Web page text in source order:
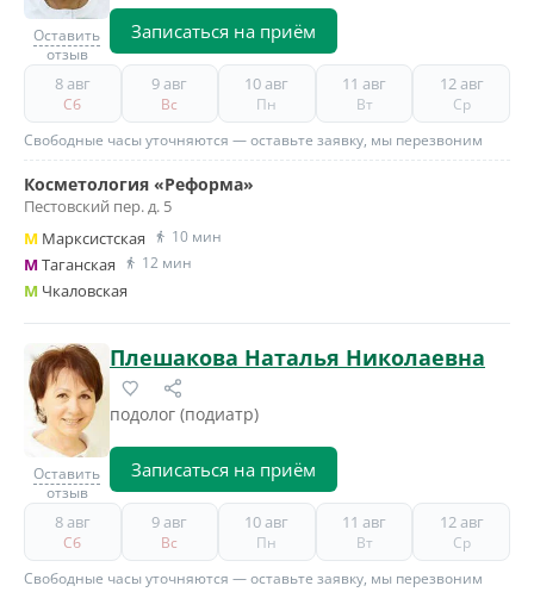
Оставить
отзыв
Записаться на приём
8 авг
Сб
9 авг
Вс
10 авг
Пн
11 авг
Вт
12 авг
Ср
Свободные часы уточняются — оставьте заявку, мы перезвоним
Косметология «Реформа»
Пестовский пер. д. 5
M Марксистская 10 мин
MТаганская 12 мин
M Чкаловская
Оставить
отзыв
Плешакова Наталья Николаевна
подолог (подиатр)
Записаться на приём
8 авг
Сб
9 авг
Вс
10 авг
Пн
11 авг
Вт
12 авг
Ср
Свободные часы уточняются — оставьте заявку, мы перезвоним